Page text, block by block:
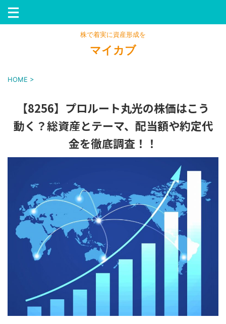
株で着実に資産形成を
マイカブ
HOME >
【8256】プロルート丸光の株価はこう
動く？総資産とテーマ、配当額や約定代
金を徹底調査！！